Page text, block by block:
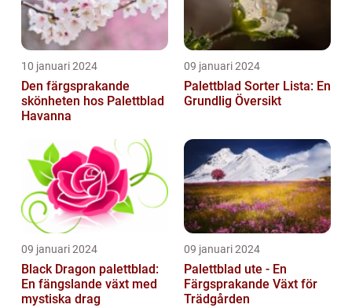
10 januari 2024
Den färgsprakande
skönheten hos Palettblad
Havanna
09 januari 2024
Palettblad Sorter Lista: En
Grundlig Översikt
09 januari 2024
Black Dragon palettblad:
En fängslande växt med
mystiska drag
09 januari 2024
Palettblad ute - En
Färgsprakande Växt för
Trädgården